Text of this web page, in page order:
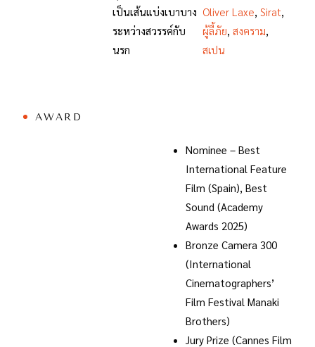
เป็นเส้นแบ่งเบาบาง
ระหว่างสวรรค์กับ
นรก
Oliver Laxe, Sirat,
ผู้ลี้ภัย, สงคราม,
สเปน
AWARD
Nominee – Best
International Feature
Film (Spain), Best
Sound (Academy
Awards 2025)
Bronze Camera 300
(International
Cinematographers’
Film Festival Manaki
Brothers)
Jury Prize (Cannes Film